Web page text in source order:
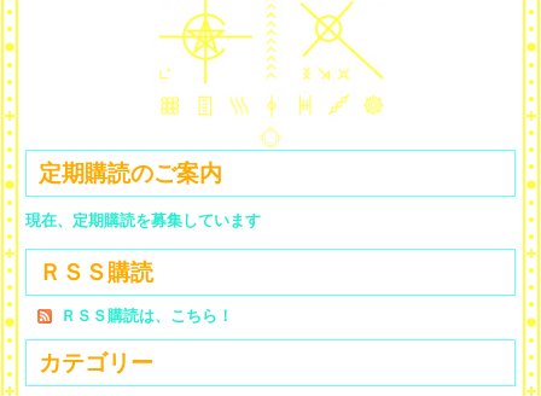
定期購読のご案内
現在、定期購読を募集しています
ＲＳＳ購読
ＲＳＳ購読は、こちら！
カテゴリー